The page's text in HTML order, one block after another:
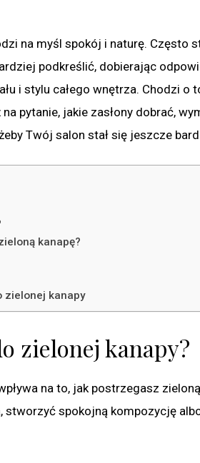
na myśl spokój i naturę. Często
podkreślić, dobierając
i stylu całego wnętrza. Chodzi o
pytanie, jakie zasłony dobrać,
Twój salon stał się jeszcze
kanapę?
zielonej kanapy
zielonej kanapy?
na to, jak postrzegasz
spokojną kompozycję